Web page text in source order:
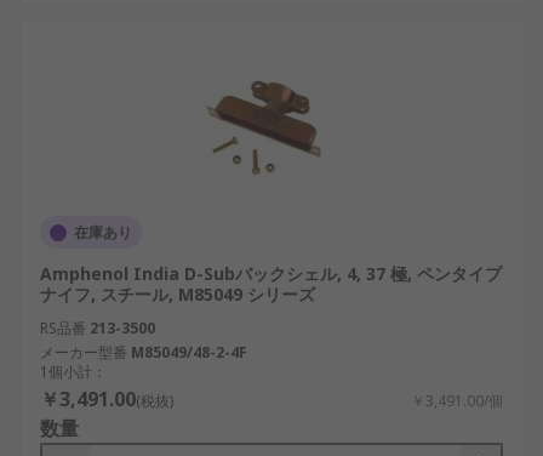
: 例1：自動車の制御モジュールで
の長期間使用、例2：ロボットの多関節制御に
おける連続的な稼働環境でも性能を維持。
周波信号保護、例2：医療機器での測定誤差の
防止。
構造の多様性: 例1：防水型で屋外設置に対
応、例2：ロープロファイル型で狭小スペース
にも対応。
接続安定性
策、例2：AIロボットでの常時信号通信の確
保。
在庫あり
Amphenol India D-Subバックシェル, 4, 37 極, ペンタイプ
ナイフ, スチール, M85049 シリーズ
RS品番 213-3500
メーカー型番 M85049/48-2-4F
1個小計：
￥3,491.00(税抜) ￥3,491.00/個
数量